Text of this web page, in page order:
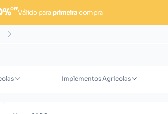
OFFVálido paraprimeiracompra
Implementos Agrícolas